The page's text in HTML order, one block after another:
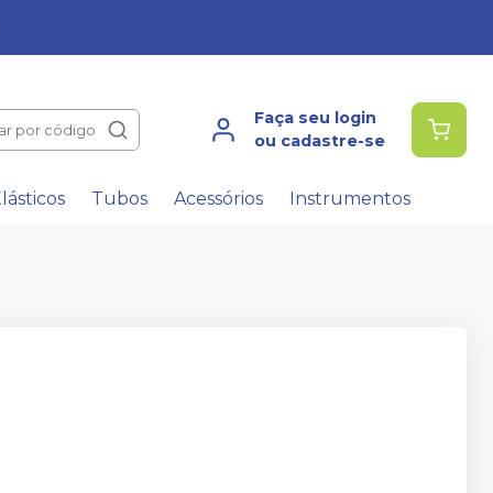
por código
Faça seu login
ou cadastre-se
Tubos Acessórios Instrumentos